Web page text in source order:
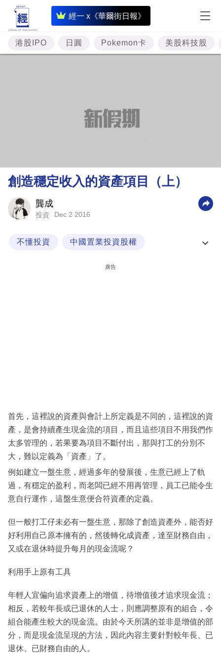
經一 x《華爾街日報》
即
時
財
經
理
財
業
閱
專
區
港股IPO 日圓 Pokemon卡 美股科技股
創造穩定收入的資產項目（上）
龔成
投資 Dec 2 2016
不懂投資 中國置業投資股權
廣告
首先，這裡說的資產與會計上所定義是不同的，這裡說的資
產，是會持續產生現金流的項目，而且這些項目不用我們作
太多管理的，若果要為項目不斷付出，那與打工的分別不
大，難以定義為「資產」了。
例如建立一盤生意，經過多年的發展後，生意已經上了軌
過，有穩定的盈利，而老闆已經不用再管理，員工已能令生
意自行運作，這盤生意便合符資產的定義。
但一般打工仔未必有一盤生意，那除了創造資產外，能否好
好利用自己原本擁有的，然後轉化成資產，達至財務自由，
又或在退休時提升每月的現金流呢？
利用手上原有工具
年輕人宜偏向追求資產上的增值，待增值後才追求現金流；
相反，若較年長或已退休的人士，則應調整原有的組合，令
組合能產生較大的現金流。由於今天所講的並非是增值的部
分，而是現金流呈現的方法，因此內容主要針對較年長、已
退休、已財務自由的人。